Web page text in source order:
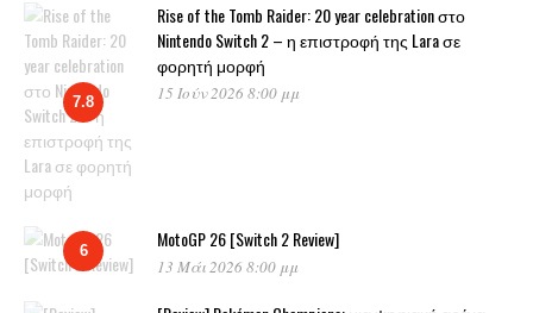
7.8
Rise of the Tomb Raider: 20 year celebration στο
Nintendo Switch 2 – η επιστροφή της Lara σε
φορητή μορφή
15 Ιούν 2026 8:00 μμ
6 MotoGP 26 [Switch 2 Review]
13 Μάι 2026 8:00 μμ